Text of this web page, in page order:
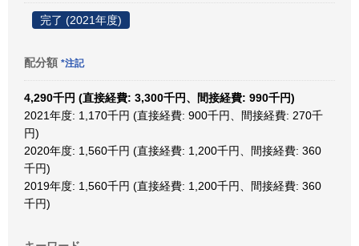
完了 (2021年度)
配分額 *注記
4,290千円 (直接経費: 3,300千円、間接経費: 990千円)
2021年度: 1,170千円 (直接経費: 900千円、間接経費: 270千
円)
2020年度: 1,560千円 (直接経費: 1,200千円、間接経費: 360
千円)
2019年度: 1,560千円 (直接経費: 1,200千円、間接経費: 360
千円)